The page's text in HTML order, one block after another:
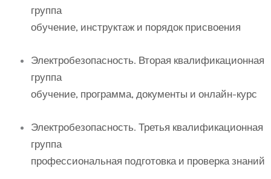
группа
обучение, инструктаж и порядок присвоения
Электробезопасность. Вторая квалификационная
группа
обучение, программа, документы и онлайн-курс
Электробезопасность. Третья квалификационная
группа
профессиональная подготовка и проверка знаний